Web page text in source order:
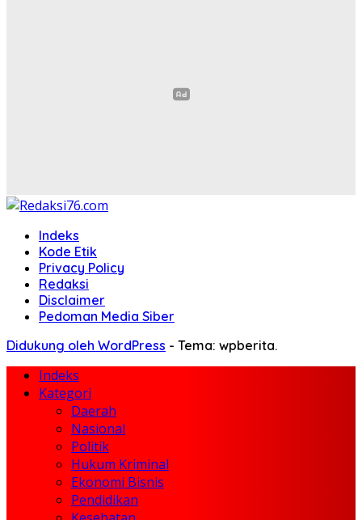
Indeks
Kode Etik
Privacy Policy
Redaksi
Disclaimer
Pedoman Media Siber
Didukung oleh WordPress - Tema: wpberita.
Indeks
Kategori
Daerah
Nasional
Politik
Hukum Kriminal
Ekonomi Bisnis
Pendidikan